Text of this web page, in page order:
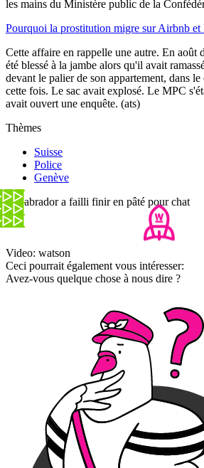
les mains du Ministère public de la
Pourquoi la prostitution migre sur Airbnb et
Cette affaire en rappelle une autre. En août
été blessé à la jambe alors qu'il avait
devant le palier de son appartement, dans
cette fois. Le sac avait explosé. Le MPC
avait ouvert une enquête. (ats)
Thèmes
Suisse
Police
Genève
Ce labrador a failli finir en pâté pour chat
Video: watson
Ceci pourrait également vous intéresser:
Avez-vous quelque chose à nous dire ?